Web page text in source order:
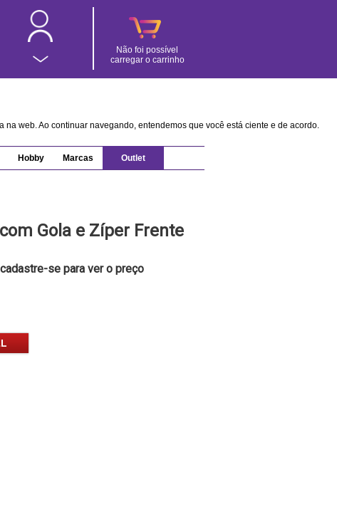
Não foi possível
carregar o carrinho
web. Ao continuar navegando, entendemos que você está ciente e de acordo.
Hobby Marcas Outlet
Gola e Zíper Frente
se para ver o preço